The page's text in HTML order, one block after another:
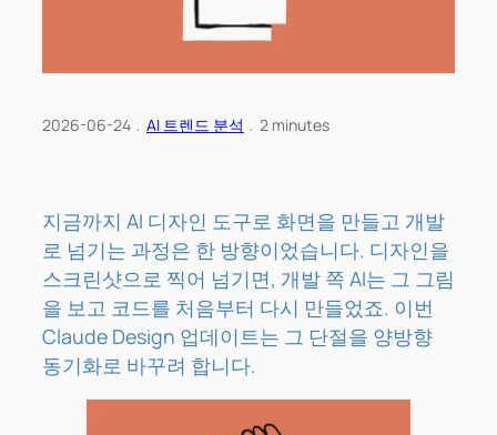
2026-06-24 ﹒ AI 트렌드 분석 ﹒ 2 minutes
지금까지 AI 디자인 도구로 화면을 만들고 개발
로 넘기는 과정은 한 방향이었습니다. 디자인을
스크린샷으로 찍어 넘기면, 개발 쪽 AI는 그 그림
을 보고 코드를 처음부터 다시 만들었죠. 이번
Claude Design 업데이트는 그 단절을 양방향
동기화로 바꾸려 합니다.